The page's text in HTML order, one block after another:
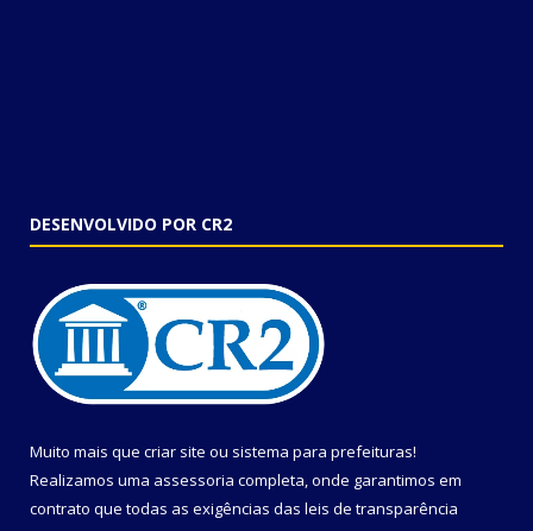
DESENVOLVIDO POR CR2
Muito mais que criar site ou sistema para prefeituras!
Realizamos uma assessoria completa, onde garantimos em
contrato que todas as exigências das leis de transparência